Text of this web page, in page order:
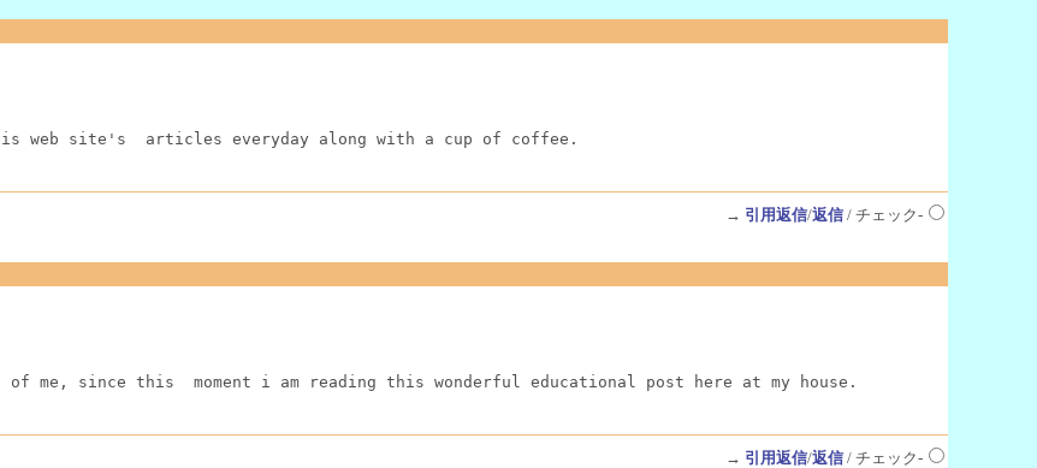
web site's  articles everyday along with a cup of coffee.
→ 引用返信/返信/ チェック-
me, since this  moment i am reading this wonderful educational post here at my house.
→ 引用返信/返信/ チェック-